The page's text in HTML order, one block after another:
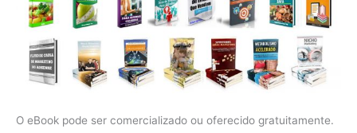
O eBook pode ser comercializado ou oferecido gratuitamente.